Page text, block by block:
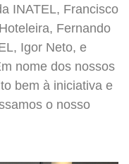
INATEL, Francisco
Fernando
Igor Neto, e
nome dos nossos
bem à iniciativa e
o nosso